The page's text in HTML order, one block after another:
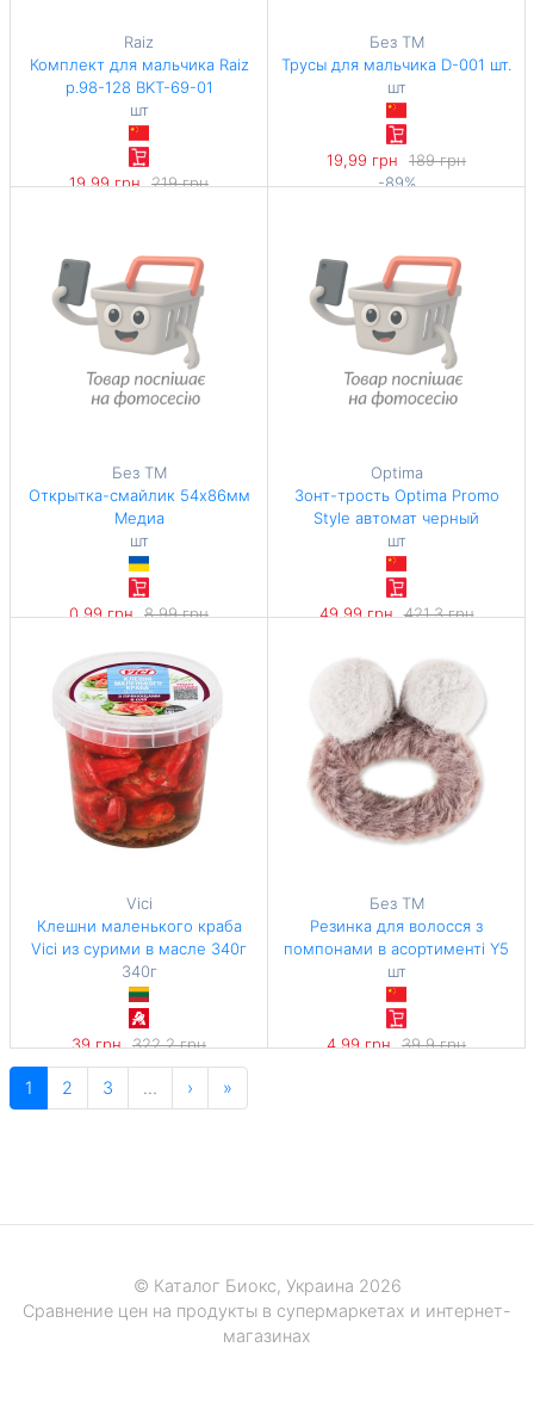
Raiz
Комплект для мальчика Raiz
р.98-128 BKT-69-01
шт
19,99 грн 219 грн
Без ТМ
Трусы для мальчика D-001 шт.
шт
19,99 грн
189 грн
-89%
Без ТМ
Открытка-смайлик 54х86мм
Медиа
шт
0,99 грн 8,99 грн
Optima
Зонт-трость Optima Promo
Style автомат черный
шт
49,99 грн 421,3 грн
Vici
Клешни маленького краба
Vici из сурими в масле 340г
340г
39 грн 322,2 грн
-87%
114,71 грн / 1 кг
Без ТМ
Резинка для волосся з
помпонами в асортименті Y5
шт
4,99 грн 39,9 грн
1 2 3 … › »
© Каталог Биокс, Украина 2026
Сравнение цен на продукты в супермаркетах и интернет-
магазинах